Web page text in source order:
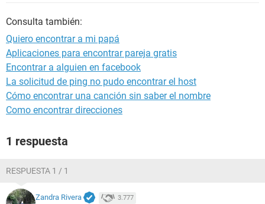
Consulta también:
Quiero encontrar a mi papá
Aplicaciones para encontrar pareja gratis
Encontrar a alguien en facebook
La solicitud de ping no pudo encontrar el host
Cómo encontrar una canción sin saber el nombre
Como encontrar direcciones
1 respuesta
RESPUESTA 1 / 1
Zandra Rivera 3.777